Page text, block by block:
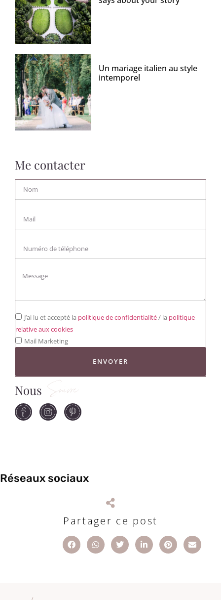
Un mariage italien au style
intemporel
Me contacter
J’ai lu et accepté la politique de confidentialité/ la politique
relative aux cookies
Mail Marketing
ENVOYER
Nous Suivre
Réseaux sociaux
Partager ce post